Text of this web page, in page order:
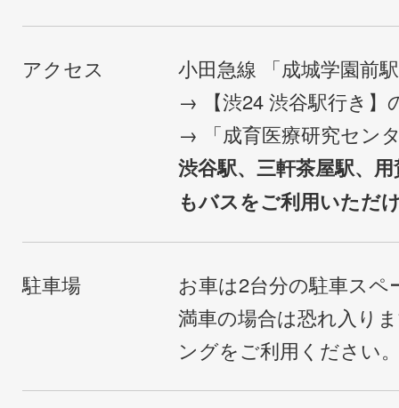
アクセス
小田急線 「成城学園前
→ 【渋24 渋谷駅行き】
→ 「成育医療研究セン
渋谷駅、三軒茶屋駅、
もバスをご利用いただ
駐車場
お車は2台分の駐車ス
満車の場合は恐れ入り
ングをご利用ください